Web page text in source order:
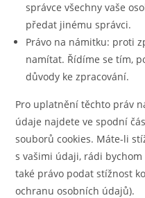
správce všechny vaše
předat jinému správci.
Právo na námitku: proti
namítat. Řídíme se tím,
důvody ke zpracování.
Pro uplatnění těchto práv
údaje najdete ve spodní
souborů cookies. Máte-li
s vašimi údaji, rádi
také právo podat stížnost
ochranu osobních údajů).